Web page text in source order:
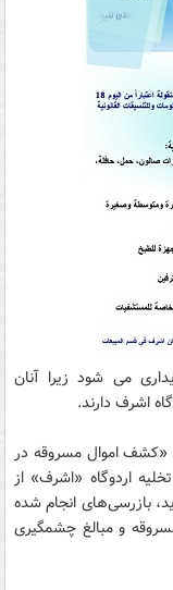
می شود زیرا آنان
اشرف دارند.
اموال مسروقه در
اردوگاه «اشرف» از
بازرسی‌های انجام شده
و مبالغ چشمگیری